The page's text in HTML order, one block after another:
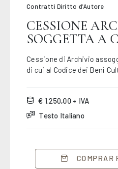
Contratti Diritto d'Autore
CESSIONE
SOGGETTA A
Cessione di Archivio
di cui al Codice dei Beni
€ 1.250,00 + IVA
Testo Italiano